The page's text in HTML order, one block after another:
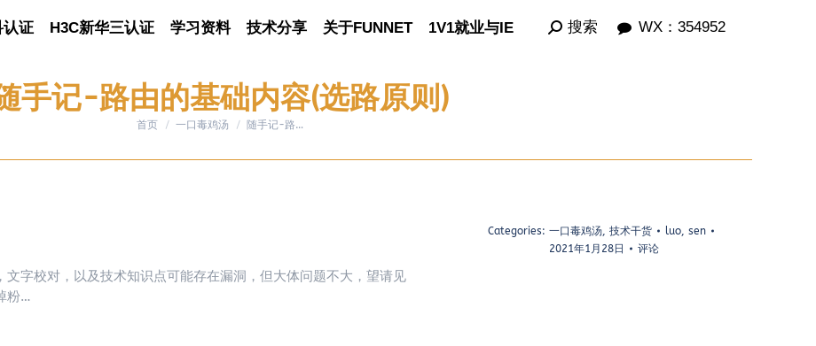
认证 H3C新华三认证 学习资料 技术分享 关于FUNNET 1V1就业与IE Search:
搜索 WX：354952
手记-路由的基础内容(选路原则)
您在这里：
首页 一口毒鸡汤 随手记-路…
字校对，以及技术知识点可能存在漏洞，但大体问题不大，望请见
粉…
Categories: 一口毒鸡汤, 技术干货
luo, sen
2021年1月28日
评论
认证 H3C新华三认证 学习资料 技术分享 关于FUNNET 1V1就业与IE Search:
搜索 WX：354952